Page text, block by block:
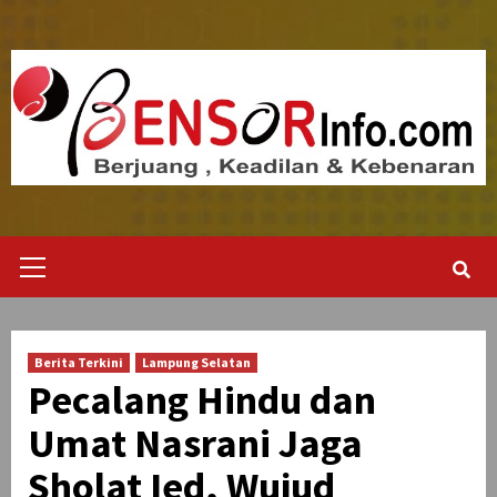
content
Menu
Berita Terkini Lampung Selatan
Pecalang Hindu dan
Umat Nasrani Jaga
Sholat Ied, Wujud